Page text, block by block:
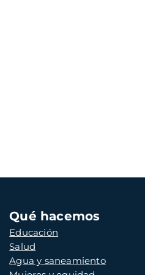
Qué hacemos
Educación
Salud
Agua y saneamiento